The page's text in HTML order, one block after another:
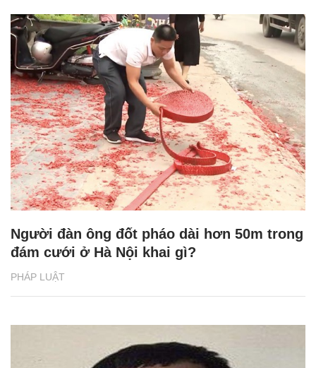
PHÁP LUẬT
Người đàn ông đốt pháo dài hơn 50m trong
đám cưới ở Hà Nội khai gì?